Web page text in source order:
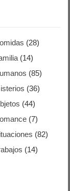
(28)
(14)
(85)
(36)
(44)
(7)
(82)
(14)